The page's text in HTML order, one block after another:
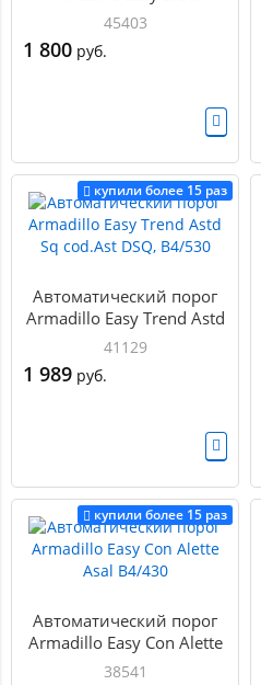
F/1020
45403
1 800 руб.
купили более 15 раз
Автоматический порог
Armadillo Easy Trend Astd
Sq cod.Ast DSQ, B4/530
41129
1 989 руб.
купили более 15 раз
Автоматический порог
Armadillo Easy Con Alette
Asal B4/430
38541